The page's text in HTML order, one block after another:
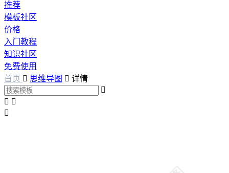
推荐
模板社区
价格
入门教程
知识社区
免费使用
首页  思维导图  详情

 
